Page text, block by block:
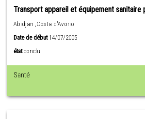
Transport appareil et équipement sanitaire
Abidjan ,Costa d'Avorio
Date de début14/07/2005
état conclu
Santé